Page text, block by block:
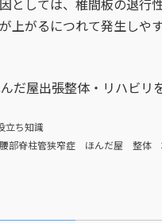
:
としては、椎間板の退行
上がるにつれて発生しや
だ屋出張整体・リハビリ
立ち知識
腰部脊柱管狭窄症 ほんだ屋 整体